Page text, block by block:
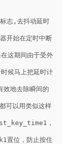
志,去抖动延时
开始在定时中断
期间由于受外
马上把延时计
地去除瞬间的
以用类似这样
，
位，防止按住